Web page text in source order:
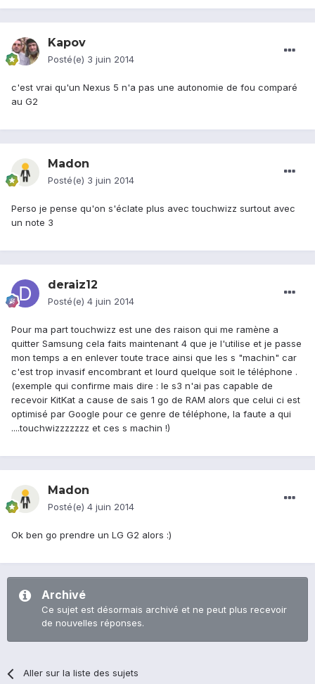
Kapov
Posté(e) 3 juin 2014
c'est vrai qu'un Nexus 5 n'a pas une autonomie de fou comparé
au G2
Madon
Posté(e) 3 juin 2014
Perso je pense qu'on s'éclate plus avec touchwizz surtout avec
un note 3
deraiz12
Posté(e) 4 juin 2014
Pour ma part touchwizz est une des raison qui me ramène a
quitter Samsung cela faits maintenant 4 que je l'utilise et je passe
mon temps a en enlever toute trace ainsi que les s "machin" car
c'est trop invasif encombrant et lourd quelque soit le téléphone .
(exemple qui confirme mais dire : le s3 n'ai pas capable de
recevoir KitKat a cause de sais 1 go de RAM alors que celui ci est
optimisé par Google pour ce genre de téléphone, la faute a qui
....touchwizzzzzzz et ces s machin !)
Madon
Posté(e) 4 juin 2014
Ok ben go prendre un LG G2 alors :)
Archivé
Ce sujet est désormais archivé et ne peut plus recevoir
de nouvelles réponses.
Aller sur la liste des sujets